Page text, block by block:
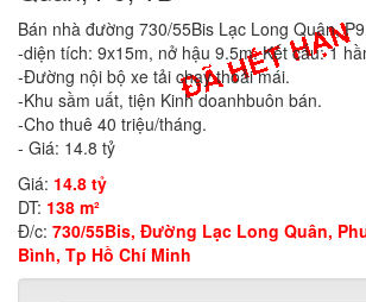
Bán nhà đường 730/55Bis Lạc Long Quân,
-diện tích: 9x15m, nở hậu 9.5m. Kết cấu: 1
-Đường nội bộ xe tải chạy thoải mái.
-Khu sầm uất, tiện Kinh doanhbuôn bán.
-Cho thuê 40 triệu/tháng.
- Giá: 14.8 tỷ
Giá: 14.8 tỷ
DT: 138 m²
Đ/c: 730/55Bis, Đường Lạc Long Quân,
Bình, Tp Hồ Chí Minh